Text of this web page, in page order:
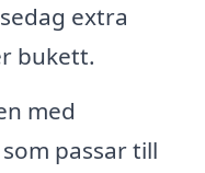
extra
bukett.
med
passar till